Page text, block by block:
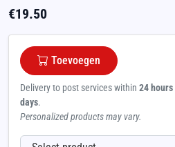
€19.50
Toevoegen
Delivery to post services within 24 hours
days.
Personalized products may vary.